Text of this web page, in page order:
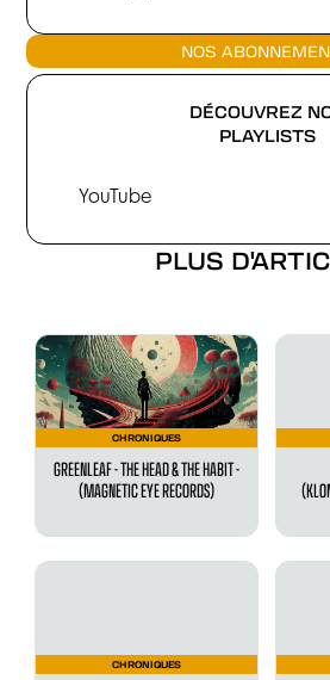
NOS
DÉCOUVREZ
PLAYLISTS
YouTube
PLUS
CHRONIQUES
GREENLEAF - THE HEAD & THE HABIT -
(MAGNETIC EYE RECORDS)
CHRONIQUES